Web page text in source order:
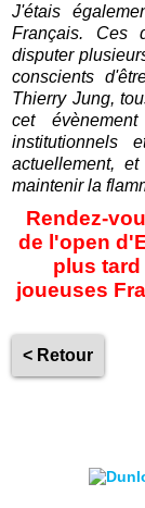
J'étais
Français. Ces
disputer
conscients
Thierry Jung,
cet
institutionnels
actuellement,
maintenir la
Rendez-
de l'open
plus
joueuses
< Retour